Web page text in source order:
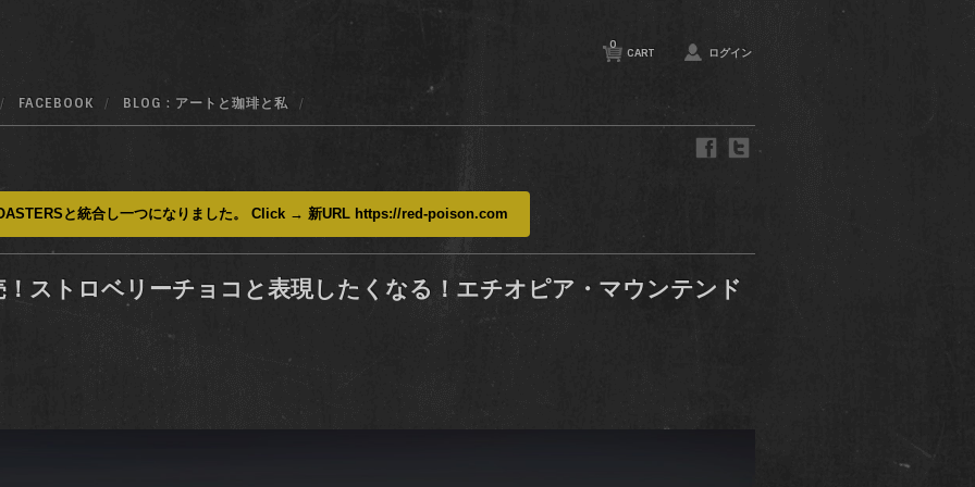
FACEBOOK BLOG : アートと珈琲と私
CART
0
ログイン
と統合し一つになりました。 Click → 新URL https://red-poison.com
！ストロベリーチョコと表現したくなる！エチオピア・マウンテンド